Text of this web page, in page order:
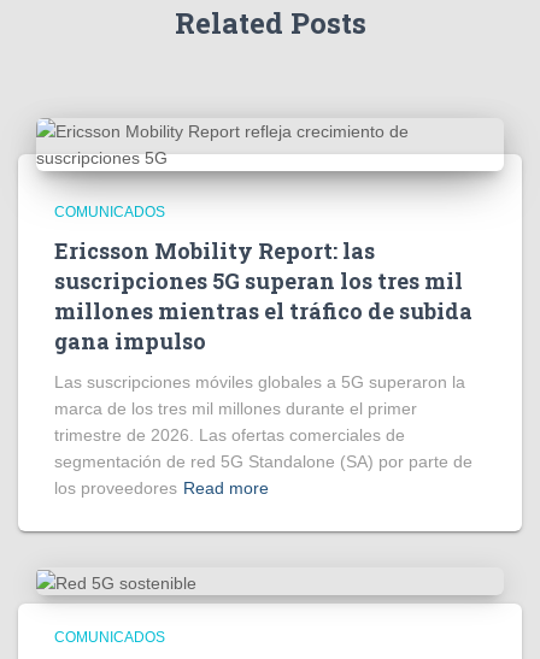
Related Posts
COMUNICADOS
Ericsson Mobility Report: las
suscripciones 5G superan los tres mil
millones mientras el tráfico de subida
gana impulso
Las suscripciones móviles globales a 5G superaron la
marca de los tres mil millones durante el primer
trimestre de 2026. Las ofertas comerciales de
segmentación de red 5G Standalone (SA) por parte de
los proveedores Read more
COMUNICADOS